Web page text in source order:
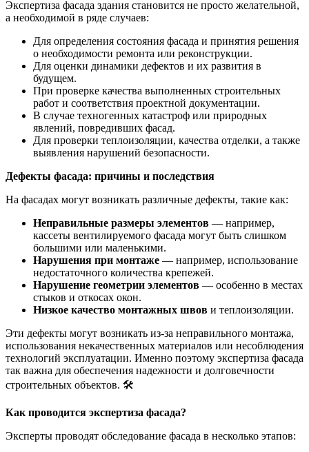
Экспертиза фасада здания становится не просто желательной,
а необходимой в ряде случаев:
Для определения состояния фасада и принятия решения
о необходимости ремонта или реконструкции.
Для оценки динамики дефектов и их развития в
будущем.
При проверке качества выполненных строительных
работ и соответствия проектной документации.
В случае техногенных катастроф или природных
явлений, повредивших фасад.
Для проверки теплоизоляции, качества отделки, а также
выявления нарушений безопасности.
Дефекты фасада: причины и последствия
На фасадах могут возникать различные дефекты, такие как:
Неправильные размеры элементов — например,
кассеты вентилируемого фасада могут быть слишком
большими или маленькими.
Нарушения при монтаже — например, использование
недостаточного количества крепежей.
Нарушение геометрии элементов — особенно в местах
стыков и откосах окон.
Низкое качество монтажных швов и теплоизоляции.
Эти дефекты могут возникать из-за неправильного монтажа,
использования некачественных материалов или несоблюдения
технологий эксплуатации. Именно поэтому экспертиза фасада
так важна для обеспечения надежности и долговечности
строительных объектов. 🛠️
Как проводится экспертиза фасада?
Эксперты проводят обследование фасада в несколько этапов: